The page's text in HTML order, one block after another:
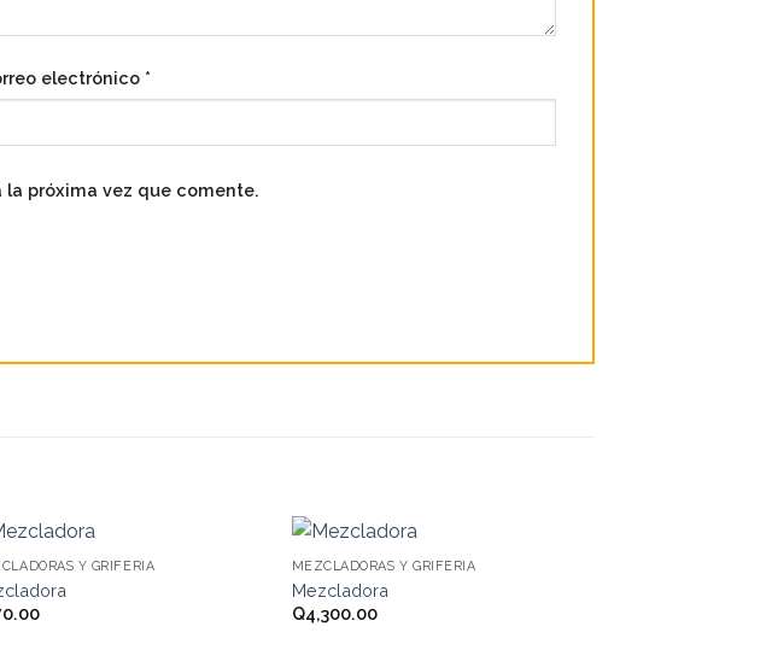
electrónico *
próxima vez que comente.
Y GRIFERIA MEZCLADORAS Y GRIFERIA
Mezcladora
Q4,300.00